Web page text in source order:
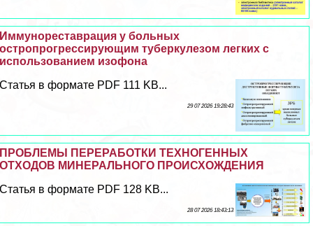
Иммунореставрация у больных
остропрогрессирующим туберкулезом легких с
использованием изофона
Статья в формате PDF 111 KB...
29 07 2026 19:28:43
ПРОБЛЕМЫ ПЕРЕРАБОТКИ ТЕХНОГЕННЫХ
ОТХОДОВ МИНЕРАЛЬНОГО ПРОИСХОЖДЕНИЯ
Статья в формате PDF 128 KB...
28 07 2026 18:43:13